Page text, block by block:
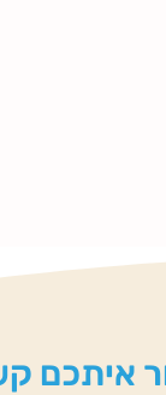
איתכם